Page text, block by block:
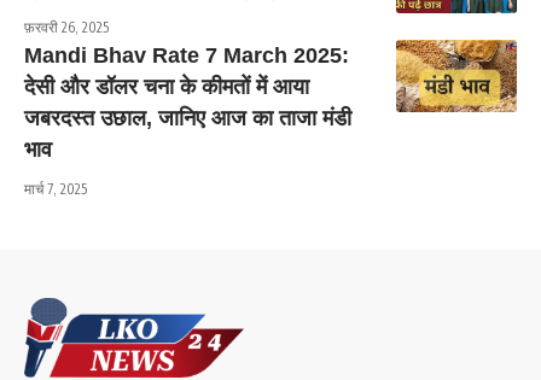
फ़रवरी 26, 2025
Mandi Bhav Rate 7 March 2025:
देसी और डॉलर चना के कीमतों में आया
जबरदस्त उछाल, जानिए आज का ताजा मंडी
भाव
मार्च 7, 2025